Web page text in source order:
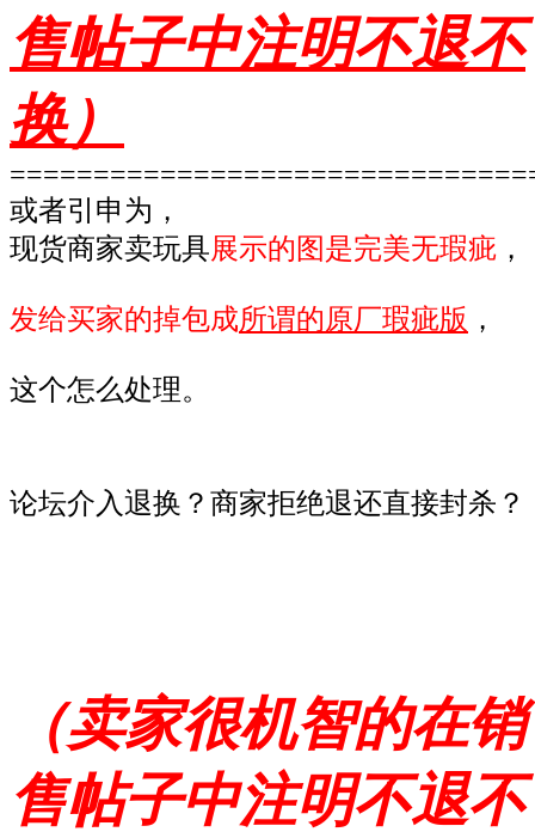
售帖子中注明不退不
换）
或者引申为，
现货商家卖玩具展示的图是完美无瑕疵 ，
发给买家的掉包成所谓的原厂瑕疵版 ，
这个怎么处理。
论坛介入退换？商家拒绝退还直接封杀？
（卖家很机智的在销
售帖子中注明不退不